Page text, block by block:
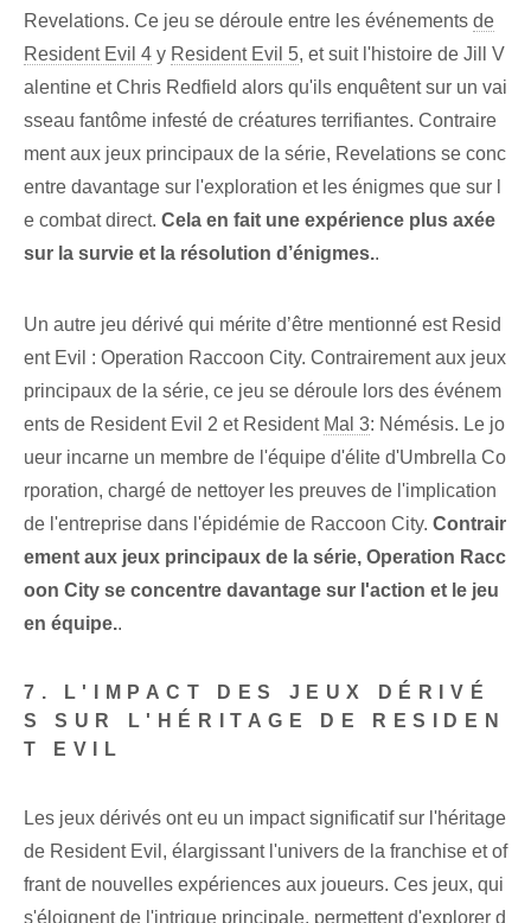
Revelations. Ce jeu se déroule entre les événements de
Resident Evil 4 y Resident Evil 5, et suit l'histoire de Jill V
alentine et Chris Redfield alors qu'ils enquêtent sur un vai
sseau fantôme infesté de créatures terrifiantes. Contraire
ment aux jeux principaux de la série, Revelations se conc
entre davantage sur l'exploration et les énigmes que sur l
e combat direct. Cela en fait une expérience plus axée
sur la survie et la résolution d’énigmes..
Un autre jeu dérivé qui mérite d’être mentionné est Resid
ent Evil : Operation Raccoon City. Contrairement aux jeux
principaux de la série, ce jeu se déroule lors des événem
ents de Resident Evil 2 et Resident Mal 3: Némésis. Le jo
ueur incarne un membre de l'équipe d'élite d'Umbrella Co
rporation, chargé de nettoyer les preuves de l'implication
de l'entreprise dans l'épidémie de Raccoon City. Contrair
ement aux jeux principaux de la série, Operation Racc
oon City se concentre davantage sur l'action et le jeu
en équipe..
7. L'IMPACT DES JEUX DÉRIVÉ
S SUR L'HÉRITAGE DE RESIDEN
T EVIL
Les jeux dérivés ont eu un impact significatif sur l'héritage
de Resident Evil, élargissant l'univers de la franchise et of
frant de nouvelles expériences aux joueurs. Ces jeux, qui
s'éloignent de l'intrigue principale, permettent d'explorer d